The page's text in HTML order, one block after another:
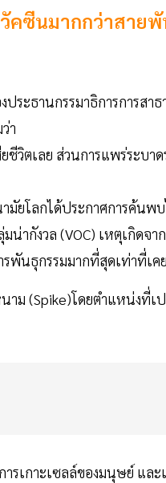
คซีนมากกว่าสายพั
ระธานกรรมาธิการการสา
า
วิตเลย ส่วนการแพร่ระบาด
มัยโลกได้ประกาศการค้นพบ
ากังวล (VOC) เหตุเกิดจ
พันธุกรรมมากที่สุดเท่าที่เค
ม (Spike)โดยตำแหน่งที่เ
เกาะเซลล์ของมนุษย์ และ